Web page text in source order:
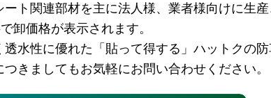
ト関連部材を主に法人様、業者様向けに生産
卸価格が表示されます。
水性に優れた「貼って得する」ハットクの
きましてもお気軽にお問い合わせください。